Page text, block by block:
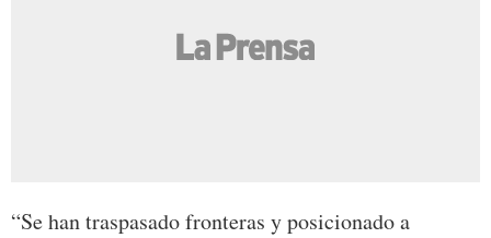
“Se han traspasado fronteras y posicionado a